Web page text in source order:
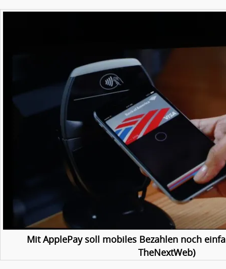
Mit ApplePay soll mobiles Bezahlen noch
TheNextWeb)